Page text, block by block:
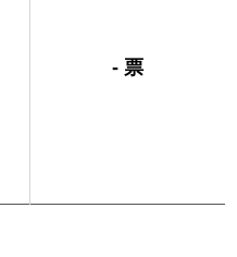
- 票